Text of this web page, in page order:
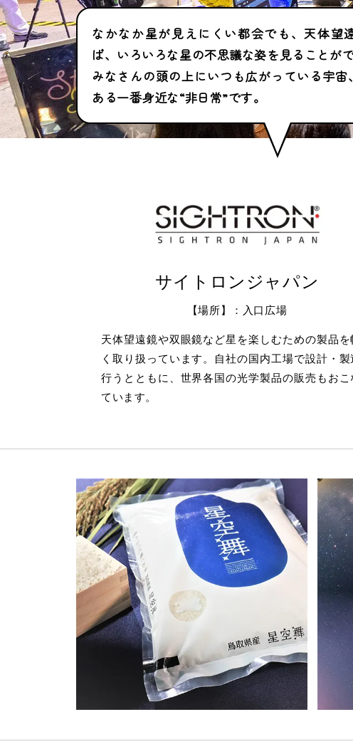
なかなか星が見えにくい都会でも、天体望
ば、いろいろな星の不思議な姿を見ることがで
みなさんの頭の上にいつも広がっている宇宙
ある一番身近な“非日常”です。
サイトロンジャパン
【場所】：入口広場
天体望遠鏡や双眼鏡など星を楽しむための製品を
く取り扱っています。自社の国内工場で設計・製
行うとともに、世界各国の光学製品の販売もおこ
ています。